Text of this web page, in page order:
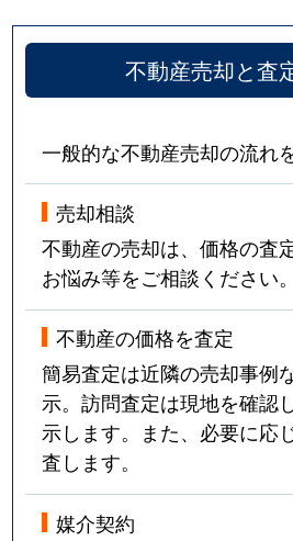
不動産売却と査
一般的な不動産売却の流れ
売却相談
不動産の売却は、価格の査
お悩み等をご相談ください。
不動産の価格を査定
簡易査定は近隣の売却事例
示。訪問査定は現地を確認
示します。また、必要に応
査します。
媒介契約